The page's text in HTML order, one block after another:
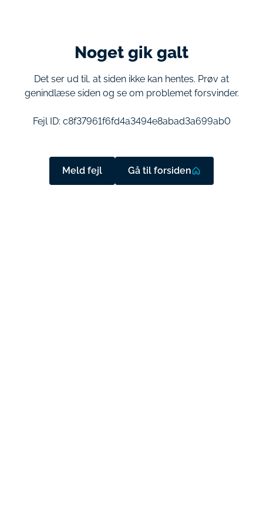
Noget gik galt
Det ser ud til, at siden ikke kan hentes. Prøv at
genindlæse siden og se om problemet forsvinder.
Fejl ID: c8f37961f6fd4a3494e8abad3a699ab0
Meld fejl Gå til forsiden